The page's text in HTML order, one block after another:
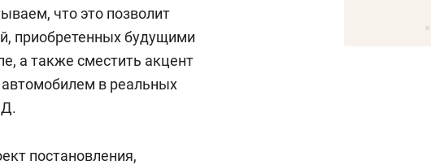
что это позволит
приобретенных будущими
а также сместить акцент
в реальных
постановления,